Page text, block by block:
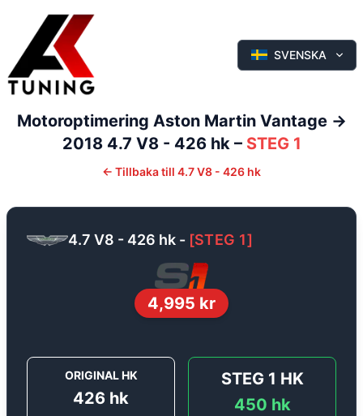
SVENSKA
Motoroptimering Aston Martin Vantage ->
2018 4.7 V8 - 426 hk– STEG 1
← Tillbaka till 4.7 V8 - 426 hk
4.7 V8 - 426 hk- [STEG 1]
4,995 kr
ORIGINAL HK
426 hk
STEG 1 HK
450 hk